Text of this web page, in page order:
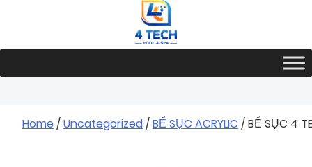
Home /Uncategorized/BỂ SỤC ACRYLIC / BỂ SỤC 4